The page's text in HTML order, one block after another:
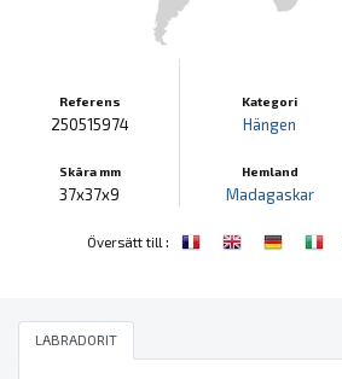
Referens
250515974
Skära mm
37x37x9
Kategori
Hängen
Hemland
Madagaskar
Översätt till :
LABRADORIT